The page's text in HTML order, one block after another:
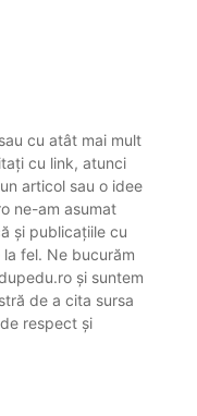
cu atât mai mult
cu link, atunci
articol sau o idee
ne-am asumat
și publicațiile cu
fel. Ne bucurăm
și suntem
de a cita sursa
respect și